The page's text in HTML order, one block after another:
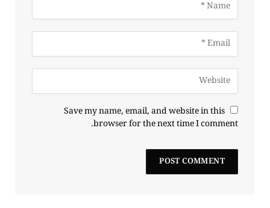
Save my name, email, and website in this
browser for the next time I comment.